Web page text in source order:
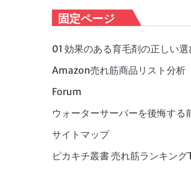
ゴ
リ
ー
固定ページ
01 効果のある育毛剤の正しい選
Amazon売れ筋商品リスト分析
Forum
ウォーターサーバーを後悔する
サイトマップ
ピカキチ叢書 売れ筋ランキング